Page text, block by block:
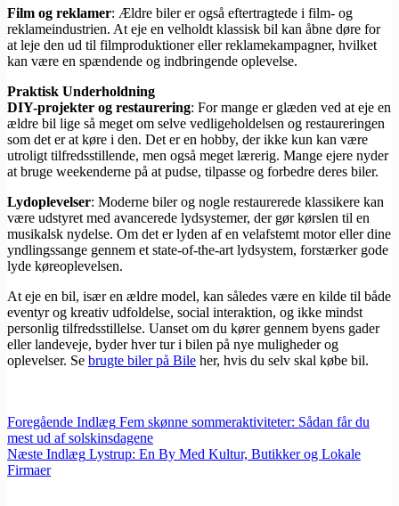
Film og reklamer: Ældre biler er også eftertragtede i film- og
reklameindustrien. At eje en velholdt klassisk bil kan åbne døre for
at leje den ud til filmproduktioner eller reklamekampagner, hvilket
kan være en spændende og indbringende oplevelse.
Praktisk Underholdning
DIY-projekter og restaurering: For mange er glæden ved at eje en
ældre bil lige så meget om selve vedligeholdelsen og restaureringen
som det er at køre i den. Det er en hobby, der ikke kun kan være
utroligt tilfredsstillende, men også meget lærerig. Mange ejere nyder
at bruge weekenderne på at pudse, tilpasse og forbedre deres biler.
Lydoplevelser: Moderne biler og nogle restaurerede klassikere kan
være udstyret med avancerede lydsystemer, der gør kørslen til en
musikalsk nydelse. Om det er lyden af en velafstemt motor eller dine
yndlingssange gennem et state-of-the-art lydsystem, forstærker gode
lyde køreoplevelsen.
At eje en bil, især en ældre model, kan således være en kilde til både
eventyr og kreativ udfoldelse, social interaktion, og ikke mindst
personlig tilfredsstillelse. Uanset om du kører gennem byens gader
eller landeveje, byder hver tur i bilen på nye muligheder og
oplevelser. Se brugte biler på Bile her, hvis du selv skal købe bil.
Foregående Indlæg Fem skønne sommeraktiviteter: Sådan får du
mest ud af solskinsdagene
Næste Indlæg Lystrup: En By Med Kultur, Butikker og Lokale
Firmaer